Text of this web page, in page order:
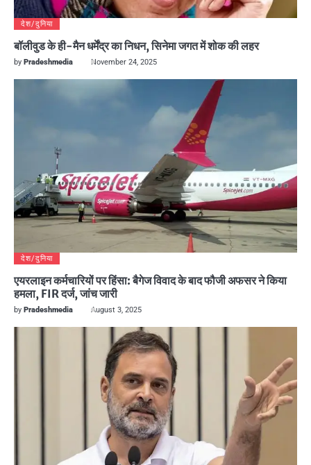
देश/दुनिया
बॉलीवुड के ही-मैन धर्मेंद्र का निधन, सिनेमा जगत में शोक की लहर
by Pradeshmedia November 24, 2025
देश/दुनिया
एयरलाइन कर्मचारियों पर हिंसा: बैगेज विवाद के बाद फौजी अफसर ने किया
हमला, FIR दर्ज, जांच जारी
by Pradeshmedia August 3, 2025